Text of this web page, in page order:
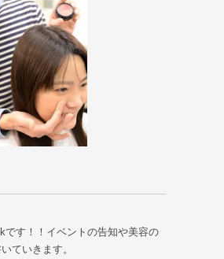
です！！イベントの告知や美容の
ていきます。